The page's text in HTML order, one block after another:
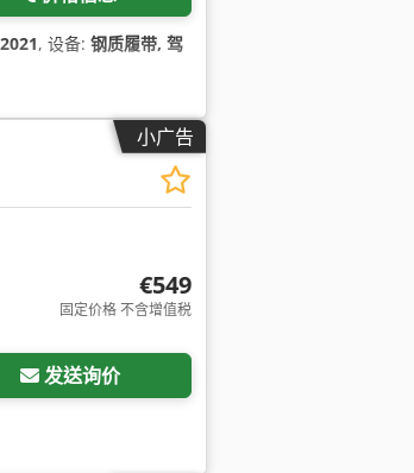
2021, 设备: 钢质履带, 驾
小广告
€549
固定价格 不含增值税
发送询价